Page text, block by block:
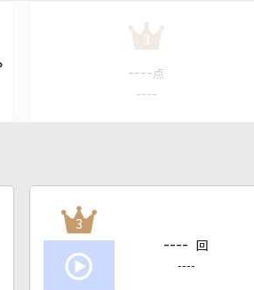
3
---- 点
----
3
---- 回
----